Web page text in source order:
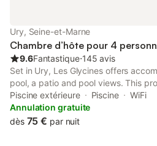
Ury, Seine-et-Marne
Chambre d’hôte pour 4
9.6Fantastique⋅145 avis
Set in Ury, Les Glycines offers
pool, a patio and pool views. This
terrace, free private parking and
smoking and is located 47 km from
Piscine extérieure Piscine
WiFi
Annulation gratuite
dès 75 € par nuit